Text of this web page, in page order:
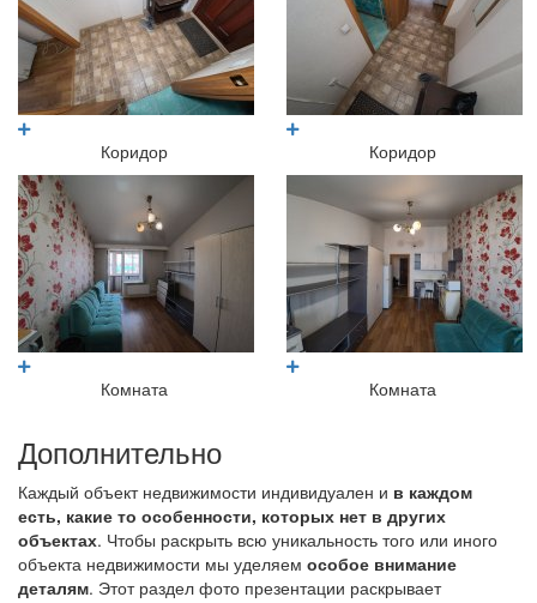
Коридор Коридор
Комната Комната
Дополнительно
Каждый объект недвижимости индивидуален и в каждом
есть, какие то особенности, которых нет в других
объектах. Чтобы раскрыть всю уникальность того или иного
объекта недвижимости мы уделяем особое внимание
деталям. Этот раздел фото презентации раскрывает